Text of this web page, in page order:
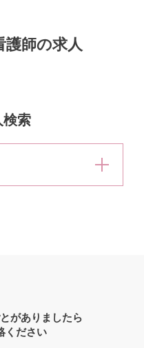
護師の求人
検索
がありましたら
ください